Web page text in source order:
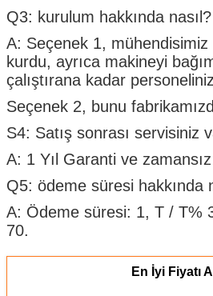
Q3: kurulum hakkında nasıl?
A: Seçenek 1,
kurdu, ayrıca makineyi
çalıştırana kadar
Seçenek 2, bunu
S4: Satış sonrası servisiniz
A: 1 Yıl Garanti ve
Q5: ödeme süresi hakkında
A: Ödeme süresi: 1, T / T%
70.
En İyi Fiyatı